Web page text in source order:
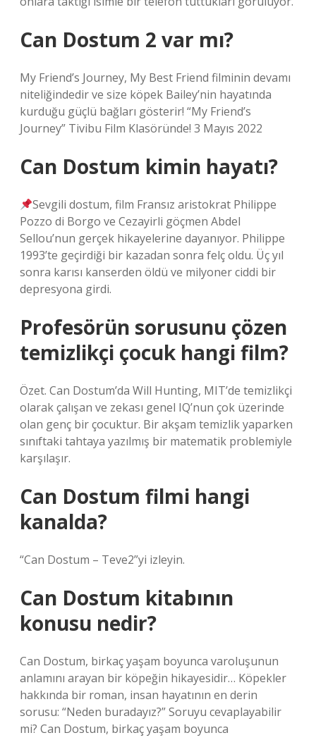
Can Dostum 2 var mı?
My Friend’s Journey, My Best Friend filminin devamı
niteliğindedir ve size köpek Bailey’nin hayatında
kurduğu güçlü bağları gösterir! “My Friend’s
Journey” Tivibu Film Klasöründe! 3 Mayıs 2022
Can Dostum kimin hayatı?
Sevgili dostum, film Fransız aristokrat Philippe
Pozzo di Borgo ve Cezayirli göçmen Abdel
Sellou’nun gerçek hikayelerine dayanıyor. Philippe
1993’te geçirdiği bir kazadan sonra felç oldu. Üç yıl
sonra karısı kanserden öldü ve milyoner ciddi bir
depresyona girdi.
Profesörün sorusunu çözen
temizlikçi çocuk hangi film?
Özet. Can Dostum’da Will Hunting, MIT’de temizlikçi
olarak çalışan ve zekası genel IQ’nun çok üzerinde
olan genç bir çocuktur. Bir akşam temizlik yaparken
sınıftaki tahtaya yazılmış bir matematik problemiyle
karşılaşır.
Can Dostum filmi hangi
kanalda?
“Can Dostum – Teve2”yi izleyin.
Can Dostum kitabının
konusu nedir?
Can Dostum, birkaç yaşam boyunca varoluşunun
anlamını arayan bir köpeğin hikayesidir… Köpekler
hakkında bir roman, insan hayatının en derin
sorusu: “Neden buradayız?” Soruyu cevaplayabilir
mi? Can Dostum, birkaç yaşam boyunca